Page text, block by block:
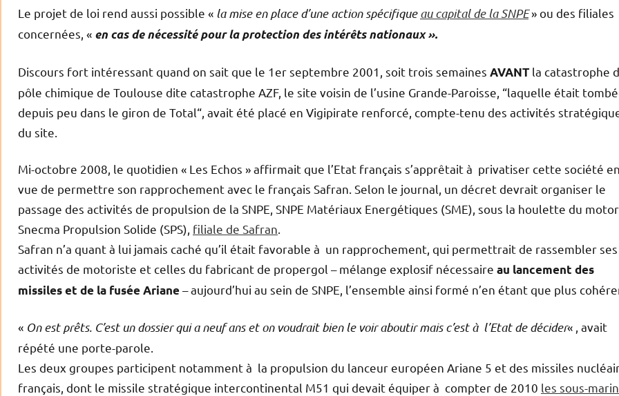
Le projet de loi rend aussi possible « la mise en place d’une action spécifiqueau capital de la SNPE» ou des filiales
concernées, « en cas de nécessité pour la protection des intérêts nationaux ».
Discours fort intéressant quand on sait que le 1er septembre 2001, soit trois semaines AVANT la catastrophe
pôle chimique de Toulouse dite catastrophe AZF, le site voisin de l’usine Grande-Paroisse, “laquelle était
depuis peu dans le giron de Total“, avait été placé en Vigipirate renforcé, compte-tenu des activités
du site.
Mi-octobre 2008, le quotidien « Les Echos » affirmait que l’Etat français s’apprêtait à privatiser cette société
vue de permettre son rapprochement avec le français Safran. Selon le journal, un décret devrait organiser le
passage des activités de propulsion de la SNPE, SNPE Matériaux Energétiques (SME), sous la houlette du
Snecma Propulsion Solide (SPS), filiale de Safran
Safran n’a quant à lui jamais caché qu’il était favorable à un rapprochement, qui permettrait de rassembler ses
activités de motoriste et celles du fabricant de propergol – mélange explosif nécessaire au lancement des
missileset de la fusée Ariane– aujourd’hui au sein de SNPE, l’ensemble ainsi formé n’en étant que plus
« On est prêts. C’est un dossier qui a neuf ans et on voudrait bien le voir aboutir mais c’est à l’Etat de décider« , avait
répété une porte-parole.
Les deux groupes participent notamment à la propulsion du lanceur européen Ariane 5 et des missiles
français, dont le missile stratégique intercontinental M51 qui devait équiper à compter de 2010 les sous-